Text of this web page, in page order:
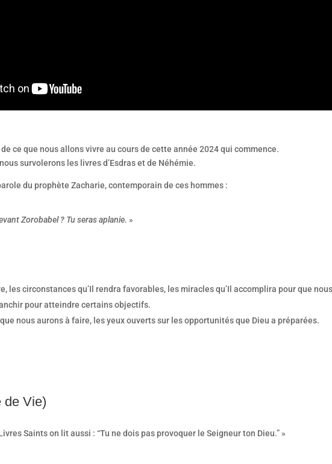
ce que nous allons vivre au cours de cette année 2024 qui commence.
survolerons les livres d’Esdras et de Néhémie.
du prophète Zacharie, contemporain de ces hommes :
Zorobabel ? Tu seras aplanie. »
les circonstances qu’Il rendra favorables, les miracles qu’Il accomplira pour que
pour atteindre certains objectifs.
nous aurons à faire, les yeux ouverts sur les opportunités que Dieu a préparées.
de Vie)
Saints on lit aussi : “Tu ne dois pas provoquer le Seigneur ton Dieu.” »